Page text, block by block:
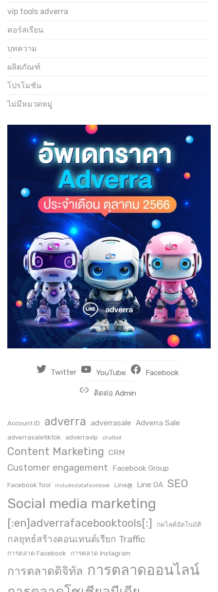
vip tools adverra
คอร์สเรียน
บทความ
ผลิตภัณฑ์
โปรโมชัน
ไม่มีหมวดหมู่
Twitter YouTube Facebook
ติดต่อ Admin
Account ID adverra adverrasale Adverra Sale
adverrasaletiktok adverravip chatbot
Content Marketing CRM
Customer engagement Facebook Group
Facebook Tool includedatafacebook Line@ Line OA SEO
Social media marketing
[:en]adverrafacebooktools[:] กดไลค์อัตโนมัติ
กลยุทธ์สร้างคอนเทนต์เรียก Traffic
การตลาด Facebook การตลาด Instagram
การตลาดดิจิทัล การตลาดออนไลน์